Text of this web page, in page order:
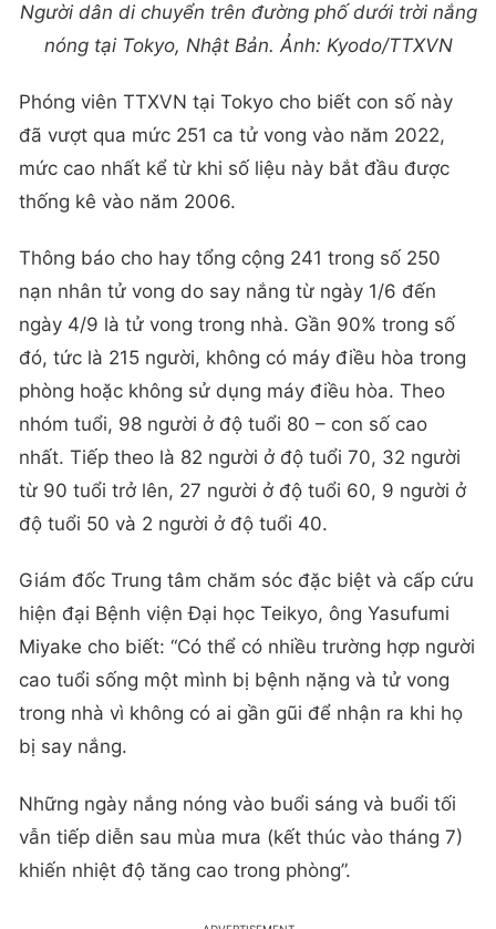
Người dân di chuyển trên đường phố dưới trời nắng
nóng tại Tokyo, Nhật Bản. Ảnh: Kyodo/TTXVN
Phóng viên TTXVN tại Tokyo cho biết con số này
đã vượt qua mức 251 ca tử vong vào năm 2022,
mức cao nhất kể từ khi số liệu này bắt đầu được
thống kê vào năm 2006.
Thông báo cho hay tổng cộng 241 trong số 250
nạn nhân tử vong do say nắng từ ngày 1/6 đến
ngày 4/9 là tử vong trong nhà. Gần 90% trong số
đó, tức là 215 người, không có máy điều hòa trong
phòng hoặc không sử dụng máy điều hòa. Theo
nhóm tuổi, 98 người ở độ tuổi 80 – con số cao
nhất. Tiếp theo là 82 người ở độ tuổi 70, 32 người
từ 90 tuổi trở lên, 27 người ở độ tuổi 60, 9 người ở
độ tuổi 50 và 2 người ở độ tuổi 40.
Giám đốc Trung tâm chăm sóc đặc biệt và cấp cứu
hiện đại Bệnh viện Đại học Teikyo, ông Yasufumi
Miyake cho biết: “Có thể có nhiều trường hợp người
cao tuổi sống một mình bị bệnh nặng và tử vong
trong nhà vì không có ai gần gũi để nhận ra khi họ
bị say nắng.
Những ngày nắng nóng vào buổi sáng và buổi tối
vẫn tiếp diễn sau mùa mưa (kết thúc vào tháng 7)
khiến nhiệt độ tăng cao trong phòng”.